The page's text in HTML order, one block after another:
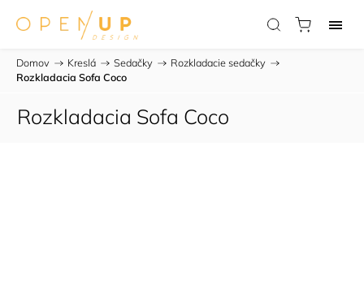
Domov / Kreslá / Sedačky / Rozkladacie sedačky /
Rozkladacia Sofa Coco
Rozkladacia Sofa Coco